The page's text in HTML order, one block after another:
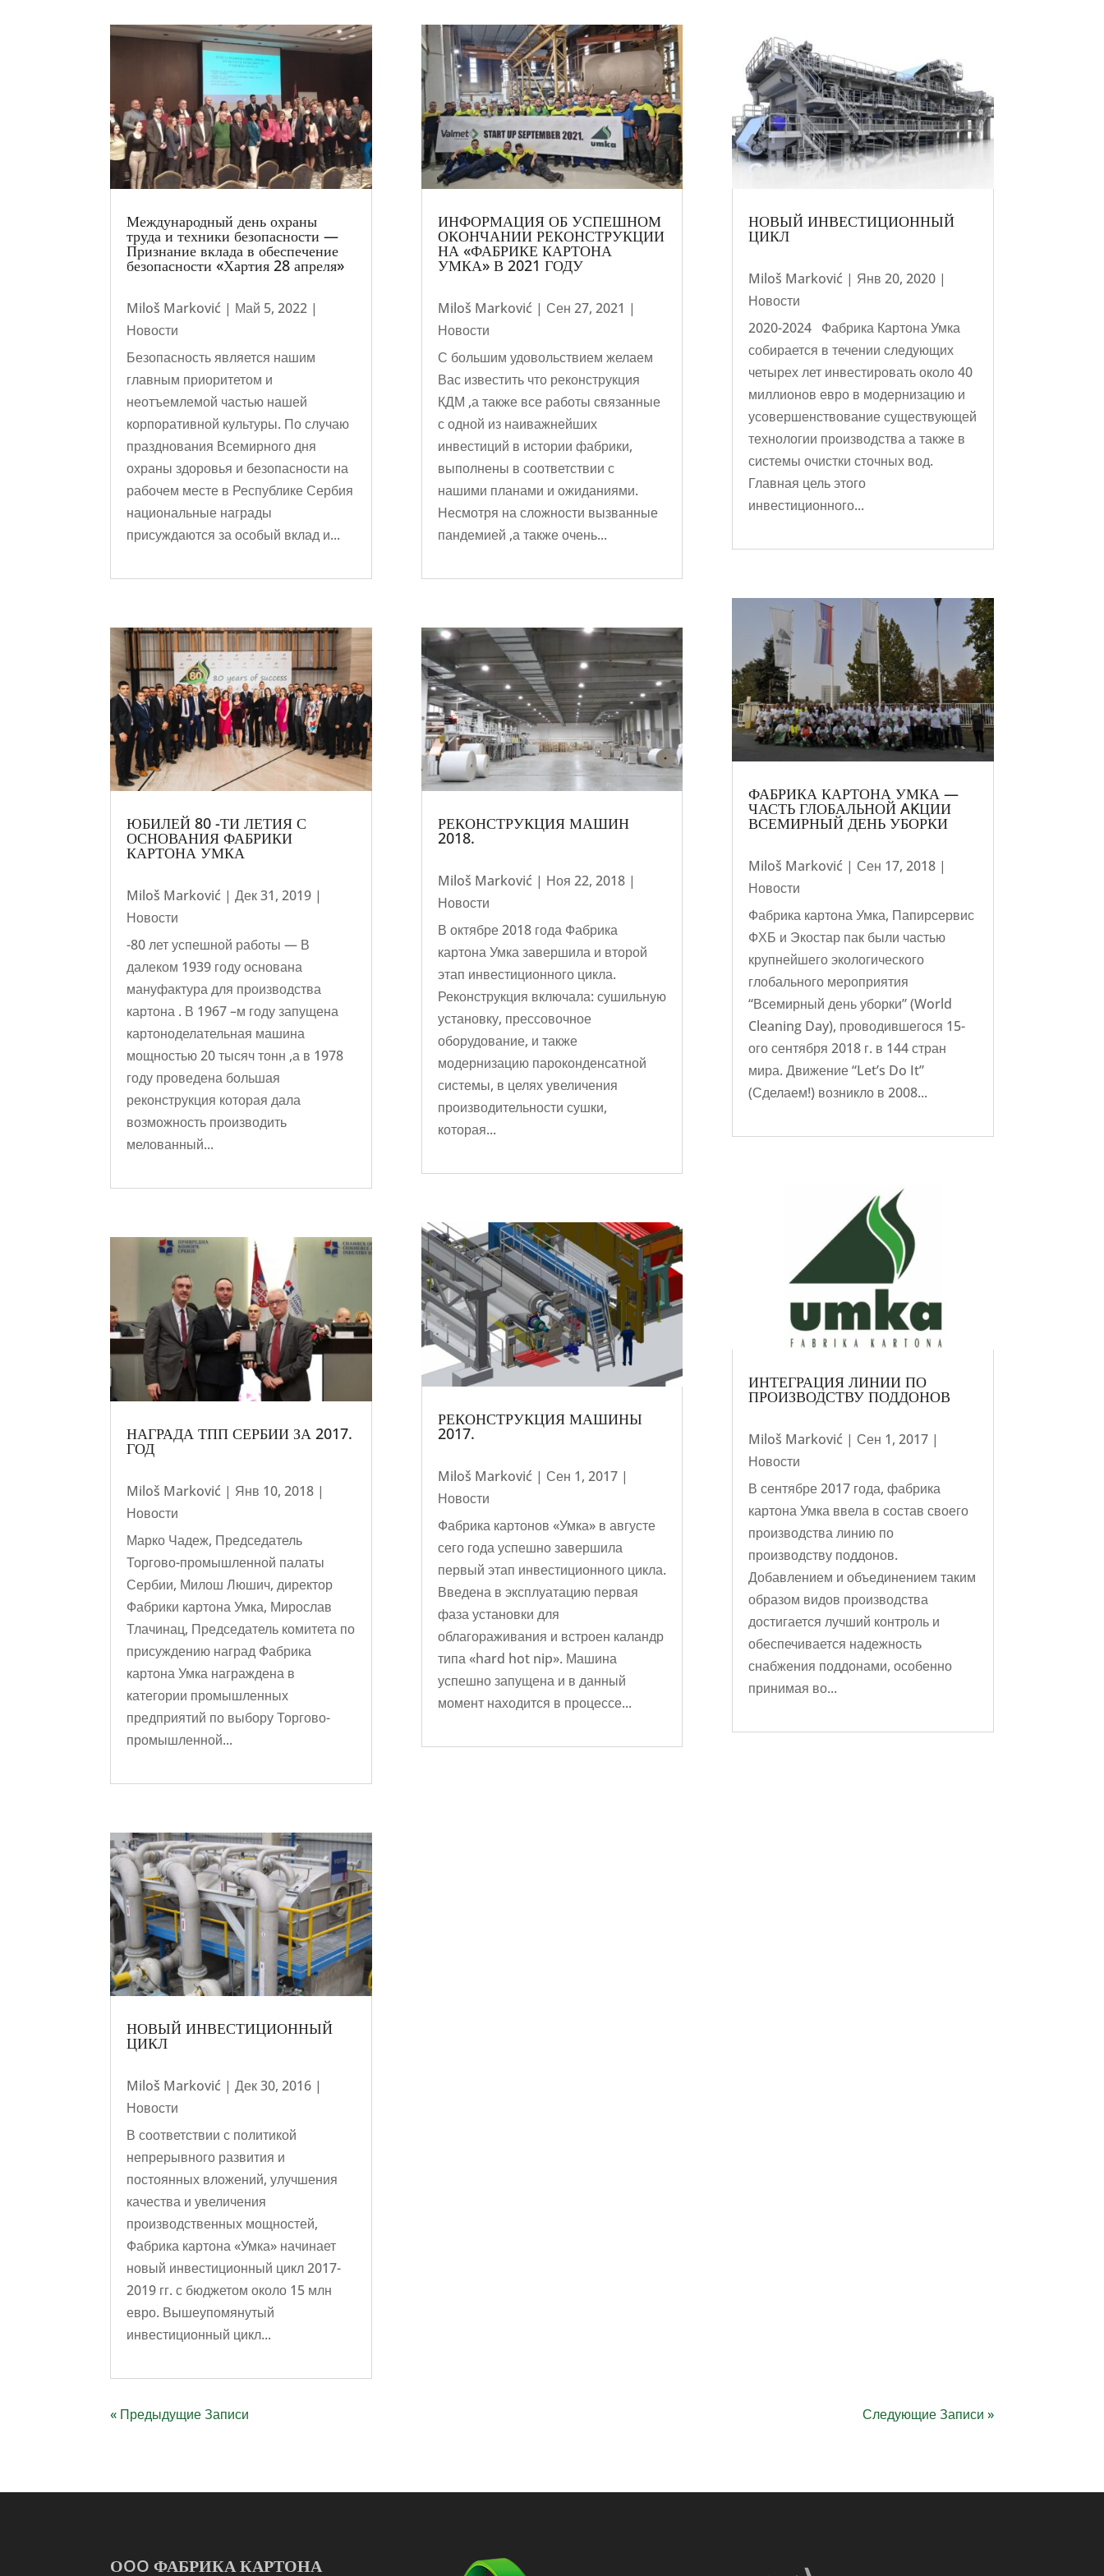
Международный день охраны
труда и техники безопасности —
Признание вклада в обеспечение
безопасности «Хартия 28 апреля»
Miloš Marković | Май 5, 2022 |
Новости
Безопасность является нашим
главным приоритетом и
неотъемлемой частью нашей
корпоративной культуры. По случаю
празднования Всемирного дня
охраны здоровья и безопасности на
рабочем месте в Республике Сербия
национальные награды
присуждаются за особый вклад и...
ЮБИЛЕЙ 80 -ТИ ЛЕТИЯ С
ОСНОВАНИЯ ФАБРИКИ
КАРТОНА УМКА
Miloš Marković |Дек 31, 2019 |
Новости
-80 лет успешной работы — В
далеком 1939 году основана
мануфактура для производства
картона . В 1967 –м году запущена
картоноделательная машина
мощностью 20 тысяч тонн ,а в 1978
году проведена большая
реконструкция которая дала
возможность производить
мелованный...
НАГРАДА ТПП СЕРБИИ ЗА 2017.
ГОД
Miloš Marković | Янв 10, 2018 |
Новости
Марко Чадеж, Председатель
Торгово-промышленной палаты
Сербии, Милош Люшич, директор
Фабрики картона Умка, Мирослав
Тлачинац, Председатель комитета по
присуждению наград Фабрика
картона Умка награждена в
категории промышленных
предприятий по выбору Торгово-
промышленной...
НОВЫЙ ИНВЕСТИЦИОННЫЙ
ЦИКЛ
Miloš Marković |Дек 30, 2016 |
Новости
В соответствии с политикой
непрерывного развития и
постоянных вложений, улучшения
качества и увеличения
производственных мощностей,
Фабрика картона «Умка» начинает
новый инвестиционный цикл 2017-
2019 гг. с бюджетом около 15 млн
евро. Вышеупомянутый
инвестиционный цикл...
ИНФОРМАЦИЯ ОБ УСПЕШНОМ
ОКОНЧАНИИ РЕКОНСТРУКЦИИ
НА «ФАБРИКЕ КАРТОНА
УМКА» В 2021 ГОДУ
Miloš Marković | Сен 27, 2021 |
Новости
С большим удовольствием желаем
Вас известить что реконструкция
КДМ ,а также все работы связанные
с одной из наиважнейших
инвестиций в истории фабрики,
выполнены в соответствии с
нашими планами и ожиданиями.
Несмотря на сложности вызванные
пандемией ,а также очень...
РЕКОНСТРУКЦИЯ МАШИН
2018.
Miloš Marković | Ноя 22, 2018|
Новости
В октябре 2018 года Фабрика
картона Умка завершила и второй
этап инвестиционного цикла.
Реконструкция включала: сушильную
установку, прессовочное
оборудование, и также
модернизацию пароконденсатной
системы, в целях увеличения
производительности сушки,
которая...
РЕКОНСТРУКЦИЯ МАШИНЫ
2017.
Miloš Marković | Сен 1, 2017|
Новости
Фабрика картонов «Умка» в августе
сего года успешно завершила
первый этап инвестиционного цикла.
Введена в эксплуатацию первая
фаза установки для
облагораживания и встроен каландр
типа «hard hot nip». Машина
успешно запущена и в данный
момент находится в процессе...
НОВЫЙ ИНВЕСТИЦИОННЫЙ
ЦИКЛ
Miloš Marković | Янв 20, 2020|
Новости
2020-2024 Фабрика Картона Умка
собирается в течении следующих
четырех лет инвестировать около 40
миллионов евро в модернизацию и
усовершенствование существующей
технологии производства а также в
системы очистки сточных вод.
Главная цель этого
инвестиционного...
ФАБРИКА КАРТОНА УМКА —
ЧАСТЬ ГЛОБАЛЬНОЙ AKЦИИ
ВСЕМИРНЫЙ ДЕНЬ УБОРКИ
Miloš Marković | Сен 17, 2018|
Новости
Фабрика картона Умка, Папирсервис
ФХБ и Экостар пак были частью
крупнейшего экологического
глобального мероприятия
“Всемирный день уборки” (World
Cleaning Day), проводившегося 15-
ого сентября 2018 г. в 144 стран
мира. Движение “Let’s Do It”
(Сделаем!) возникло в 2008...
ИНТЕГРАЦИЯ ЛИНИИ ПО
ПРОИЗВОДСТВУ ПОДДОНОВ
Miloš Marković | Сен 1, 2017|
Новости
В сентябре 2017 года, фабрика
картона Умка ввела в состав своего
производства линию по
производству поддонов.
Добавлением и объединением таким
образом видов производства
достигается лучший контроль и
обеспечивается надежность
снабжения поддонами, особенно
принимая во...
« Предыдущие Записи Следующие Записи »
ОOO ФАБРИКА КАРТОНА